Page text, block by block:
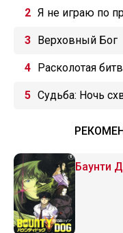
Я не играю по
Верховный Бог
Расколотая
Судьба: Ночь
Баунти